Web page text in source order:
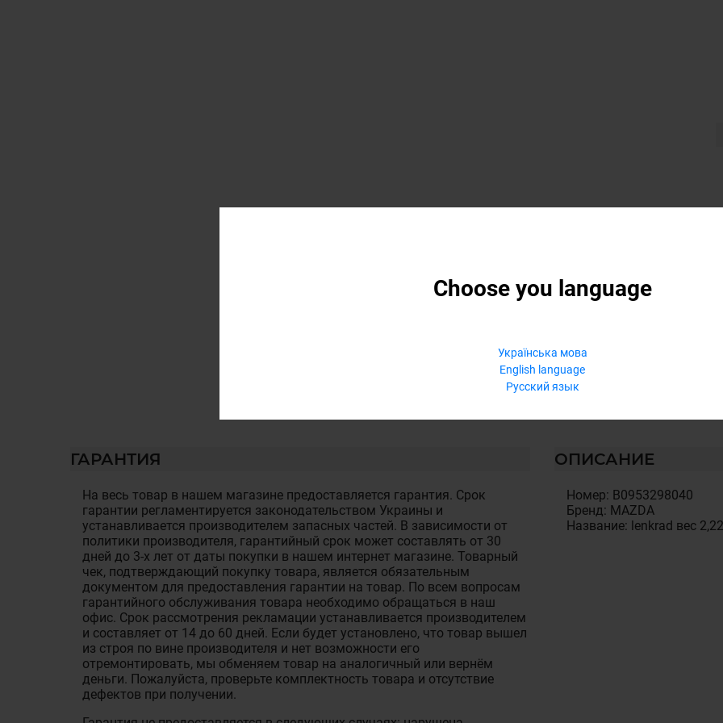
Choose you language
Українська мова
English language
Русский язык
ГАРАНТИЯ
На весь товар в нашем магазине предоставляется гарантия. Срок
гарантии регламентируется законодательством Украины и
устанавливается производителем запасных частей. В зависимости от
политики производителя, гарантийный срок может составлять от 30
дней до 3-х лет от даты покупки в нашем интернет магазине. Товарный
чек, подтверждающий покупку товара, является обязательным
документом для предоставления гарантии на товар. По всем вопросам
гарантийного обслуживания товара необходимо обращаться в наш
офис. Срок рассмотрения рекламации устанавливается производителем
и составляет от 14 до 60 дней. Если будет установлено, что товар вышел
из строя по вине производителя и нет возможности его
отремонтировать, мы обменяем товар на аналогичный или вернём
деньги. Пожалуйста, проверьте комплектность товара и отсутствие
дефектов при получении.
ОПИСАНИЕ
Номер: B0953298040
Бренд: MAZDA
Название: lenkrad вес 2,22